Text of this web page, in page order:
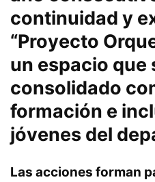
continuidad y
“Proyecto
un espacio que
consolidado
formación e
jóvenes del
Las acciones forman